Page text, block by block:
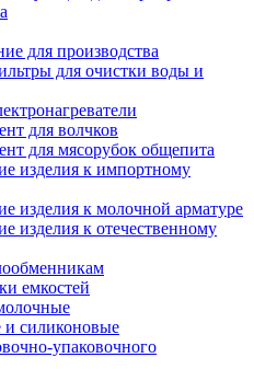
для производства
для очистки воды и
для волчков
для мясорубок общепита
изделия к импортному
изделия к молочной арматуре
изделия к отечественному
емкостей
силиконовые
упаковочного